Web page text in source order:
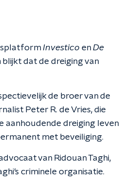
Investico enDe
dat de dreiging van
de broer van de
Peter R. de Vries, die
aanhoudende dreiging leven
met beveiliging.
van Ridouan Taghi,
criminele organisatie.